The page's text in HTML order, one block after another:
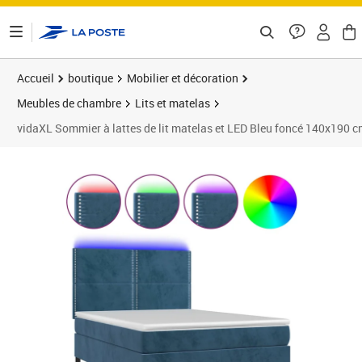
Accueil boutique
Mobilier et décoration
Meubles de chambre
Lits et matelas
vidaXL Sommier à lattes de lit matelas et LED Bleu foncé 140x190